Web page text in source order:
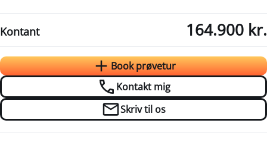
Kontant 164.900 kr.
Book prøvetur
Kontakt mig
Skriv til os